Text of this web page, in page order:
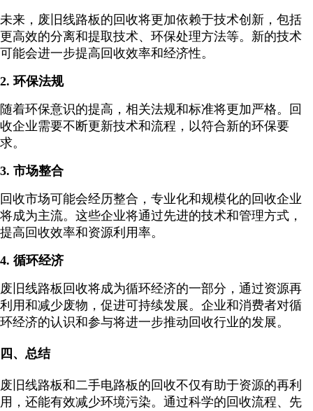
未来，废旧线路板的回收将更加依赖于技术创新，包括
更高效的分离和提取技术、环保处理方法等。新的技术
可能会进一步提高回收效率和经济性。
2. 环保法规
随着环保意识的提高，相关法规和标准将更加严格。回
收企业需要不断更新技术和流程，以符合新的环保要
求。
3. 市场整合
回收市场可能会经历整合，专业化和规模化的回收企业
将成为主流。这些企业将通过先进的技术和管理方式，
提高回收效率和资源利用率。
4. 循环经济
废旧线路板回收将成为循环经济的一部分，通过资源再
利用和减少废物，促进可持续发展。企业和消费者对循
环经济的认识和参与将进一步推动回收行业的发展。
四、总结
废旧线路板和二手电路板的回收不仅有助于资源的再利
用，还能有效减少环境污染。通过科学的回收流程、先